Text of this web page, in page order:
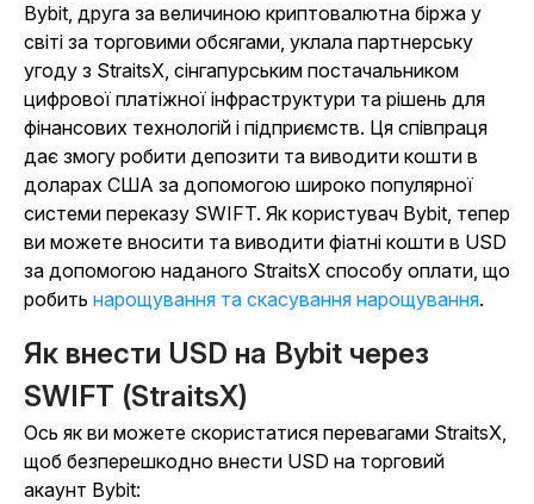
Bybit, друга за величиною криптовалютна біржа у
світі за торговими обсягами, уклала партнерську
угоду з StraitsX, сінгапурським постачальником
цифрової платіжної інфраструктури та рішень для
фінансових технологій і підприємств. Ця співпраця
дає змогу робити депозити та виводити кошти в
доларах США за допомогою широко популярної
системи переказу SWIFT. Як користувач Bybit, тепер
ви можете вносити та виводити фіатні кошти в USD
за допомогою наданого StraitsX способу оплати, що
робить нарощування та скасування нарощування.
Як внести USD на Bybit через
SWIFT (StraitsX)
Ось як ви можете скористатися перевагами StraitsX,
щоб безперешкодно внести USD на торговий
акаунт Bybit: